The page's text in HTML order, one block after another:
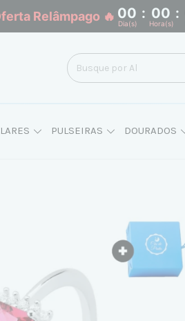
Relâmpago 🔥 00 : 00 :
Dia(s) Hora(s)
PULSEIRAS DOURADOS